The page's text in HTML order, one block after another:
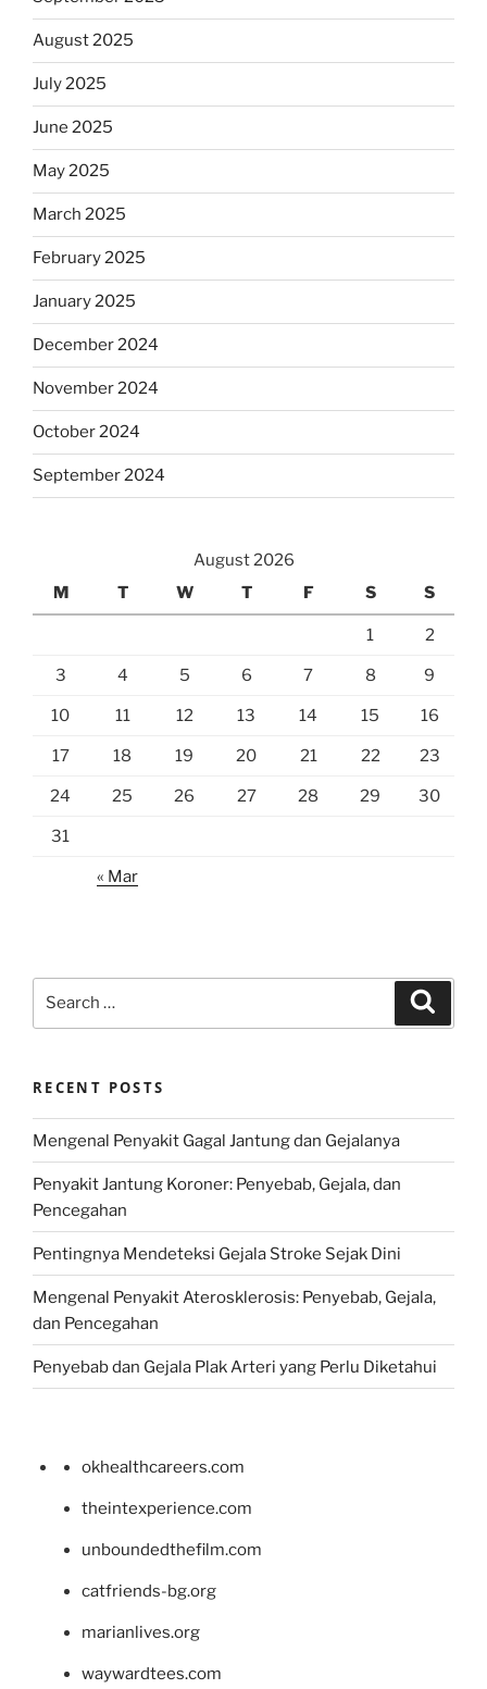
August 2025
July 2025
June 2025
May 2025
March 2025
February 2025
January 2025
December 2024
November 2024
October 2024
September 2024
August 2026
M
T W T F S S
1 2
3 4 5 6 7 8 9
10 11 12 13 14 15 16
17 18 19 20 21 22 23
24 25 26 27 28 29 30
31
« Mar
RECENT POSTS
Mengenal Penyakit Gagal Jantung dan Gejalanya
Penyakit Jantung Koroner: Penyebab, Gejala, dan
Pencegahan
Pentingnya Mendeteksi Gejala Stroke Sejak Dini
Mengenal Penyakit Aterosklerosis: Penyebab, Gejala,
dan Pencegahan
Penyebab dan Gejala Plak Arteri yang Perlu Diketahui
okhealthcareers.com
theintexperience.com
unboundedthefilm.com
catfriends-bg.org
marianlives.org
waywardtees.com